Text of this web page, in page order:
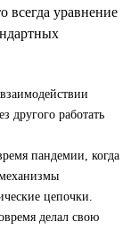
всегда уравнение
другого работать
пандемии, когда
цепочки.
делал свою